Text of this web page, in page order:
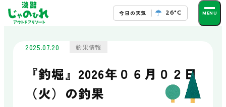
遊ぶ
フィッシングパーク
予約・お問い合わせ今日の天気 26°C
2025.07.20 釣果情報
『釣堀』2026年０６月０２日
（火）の釣果